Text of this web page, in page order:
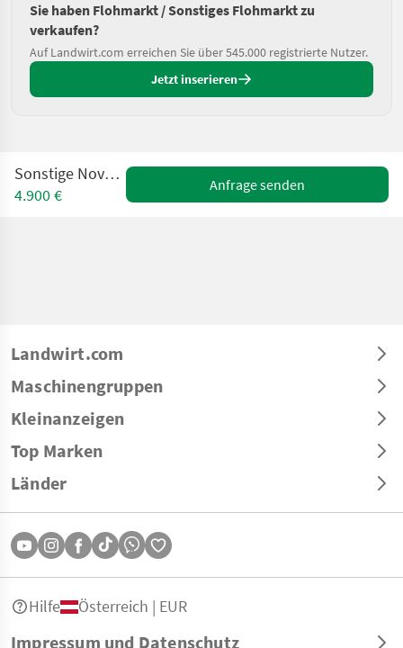
Sie haben Flohmarkt / Sonstiges Flohmarkt zu
verkaufen?
Auf Landwirt.com erreichen Sie über 545.000 registrierte Nutzer.
Jetzt inserieren
Sonstige Nova Cat 306 F
4.900 €
Anfrage senden
Landwirt.com
Maschinengruppen
Kleinanzeigen
Top Marken
Länder
Impressum und Datenschutz
Hilfe Österreich | EUR